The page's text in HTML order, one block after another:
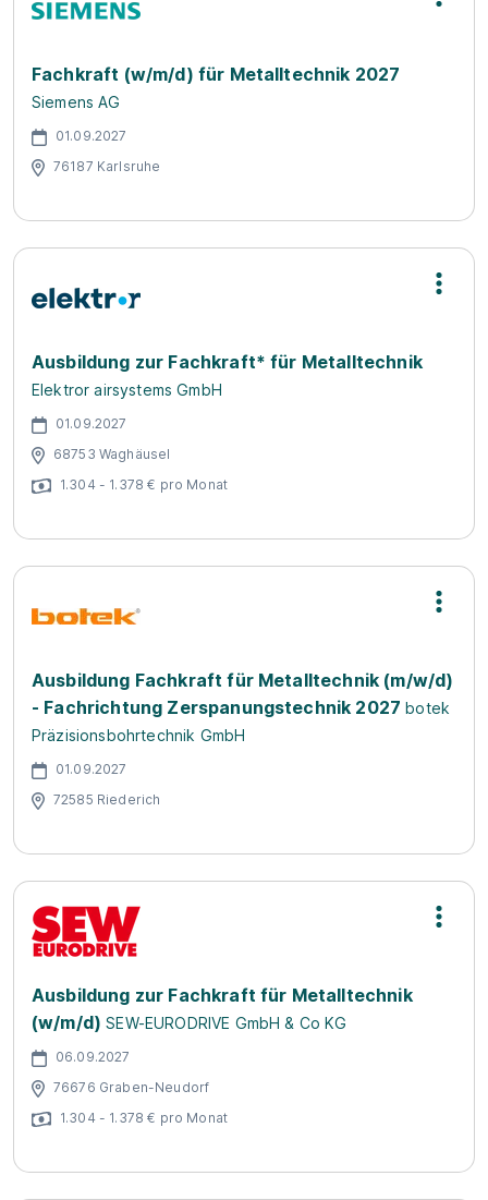
Fachkraft (w/m/d) für Metalltechnik 2027
Siemens AG
01.09.2027
76187 Karlsruhe
Ausbildung zur Fachkraft* für Metalltechnik
Elektror airsystems GmbH
01.09.2027
68753 Waghäusel
1.304 - 1.378 € pro Monat
Ausbildung Fachkraft für Metalltechnik (m/w/d)
- Fachrichtung Zerspanungstechnik 2027 botek
Präzisionsbohrtechnik GmbH
01.09.2027
72585 Riederich
Ausbildung zur Fachkraft für Metalltechnik
(w/m/d)SEW-EURODRIVE GmbH & Co KG
06.09.2027
76676 Graben-Neudorf
1.304 - 1.378 € pro Monat